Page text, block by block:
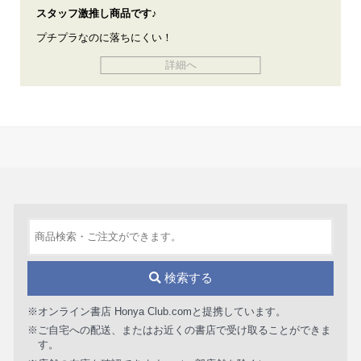
スタッフ激推し商品です♪
プチプラなのに落ちにくい！
詳細へ
検索する
※オンライン書店 Honya Club.comと提携しています。
※ご自宅への配送、またはお近くの書店で受け取ることができま
す。